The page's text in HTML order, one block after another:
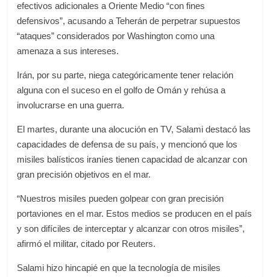
efectivos adicionales a Oriente Medio “con fines
defensivos”, acusando a Teherán de perpetrar supuestos
“ataques” considerados por Washington como una
amenaza a sus intereses.
Irán, por su parte, niega categóricamente tener relación
alguna con el suceso en el golfo de Omán y rehúsa a
involucrarse en una guerra.
El martes, durante una alocución en TV, Salami destacó las
capacidades de defensa de su país, y mencionó que los
misiles balísticos iraníes tienen capacidad de alcanzar con
gran precisión objetivos en el mar.
“Nuestros misiles pueden golpear con gran precisión
portaviones en el mar. Estos medios se producen en el país
y son difíciles de interceptar y alcanzar con otros misiles”,
afirmó el militar, citado por Reuters.
Salami hizo hincapié en que la tecnología de misiles